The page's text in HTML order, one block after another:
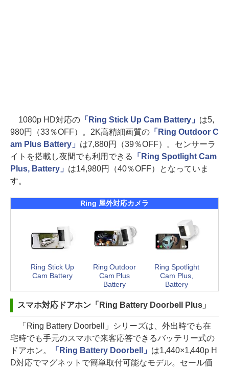
1080p HD対応の「Ring Stick Up Cam Battery」 は5,
980円（33％OFF）。2K高精細画質の「Ring Outdoor C
am Plus Battery」 は7,880円（39％OFF）。センサーラ
イトを搭載し夜間でも利用できる
「Ring Spotlight Cam
Plus, Battery」 は14,980円（40％OFF）となっていま
す。
Ring 屋外対応カメラ
Ring Stick Up
Cam Battery
Ring Outdoor
Cam Plus
Battery
Ring Spotlight
Cam Plus,
Battery
スマホ対応ドアホン「Ring Battery Doorbell Plus」
「Ring Battery Doorbell」シリーズは、外出時でも在
宅時でも手元のスマホで来客応答できるバッテリー式の
ドアホン。
「Ring Battery Doorbell」 は1,440×1,440p H
D対応でマグネットで簡単取付可能なモデル。セール価